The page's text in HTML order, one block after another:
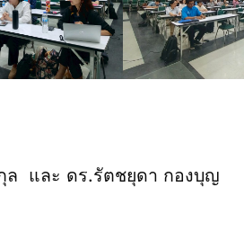
ล และ ดร.รัตชยุดา กองบุญ